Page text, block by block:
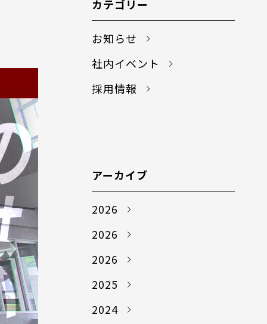
カテゴリー
お知らせ
社内イベント
採用情報
アーカイブ
2026
2026
2026
2025
2024